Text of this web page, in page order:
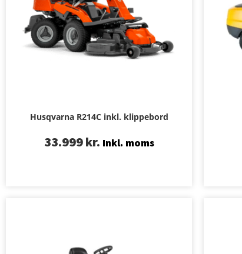
Husqvarna R214C inkl. klippebord
33.999kr. Inkl. moms